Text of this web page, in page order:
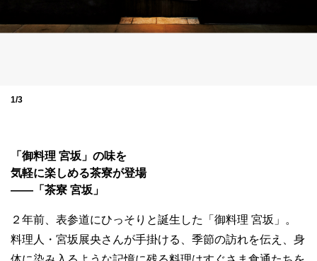
1/3
「御料理 宮坂」の味を
気軽に楽しめる茶寮が登場
——「茶寮 宮坂」
２年前、表参道にひっそりと誕生した「御料理 宮坂」。
料理人・宮坂展央さんが手掛ける、季節の訪れを伝え、身